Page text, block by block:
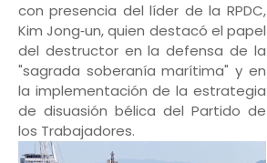
con presencia del líder de la RPDC,
Kim Jong‑un, quien destacó el papel
del destructor en la defensa de la
"sagrada soberanía marítima" y en
la implementación de la estrategia
de disuasión bélica del Partido de
los Trabajadores.